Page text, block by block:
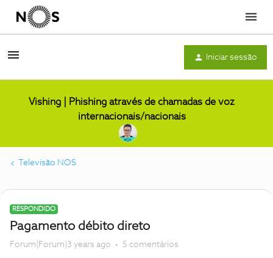
Menu
Iniciar sessão
Vishing | Phishing através de chamadas de voz
internacionais/nacionais
Televisão NOS
RESPONDIDO
Pagamento débito direto
Forum|Forum|3 years ago 5 comentários